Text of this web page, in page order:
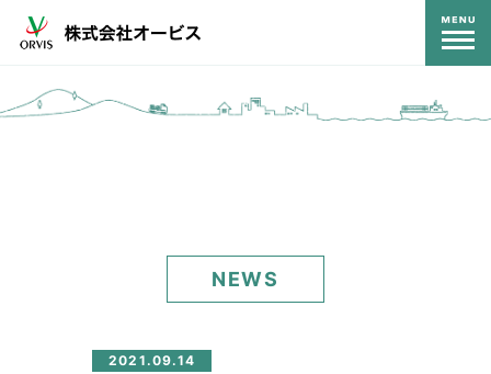
NEWS
2021.09.14